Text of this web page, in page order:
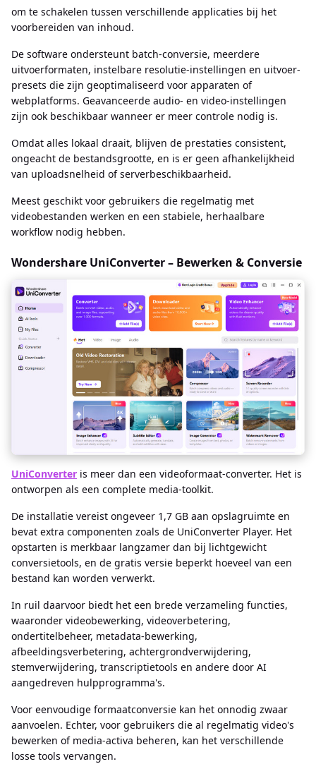
om te schakelen tussen verschillende applicaties bij het
voorbereiden van inhoud.
De software ondersteunt batch-conversie, meerdere
uitvoerformaten, instelbare resolutie-instellingen en uitvoer-
presets die zijn geoptimaliseerd voor apparaten of
webplatforms. Geavanceerde audio- en video-instellingen
zijn ook beschikbaar wanneer er meer controle nodig is.
Omdat alles lokaal draait, blijven de prestaties consistent,
ongeacht de bestandsgrootte, en is er geen afhankelijkheid
van uploadsnelheid of serverbeschikbaarheid.
Meest geschikt voor gebruikers die regelmatig met
videobestanden werken en een stabiele, herhaalbare
workflow nodig hebben.
Wondershare UniConverter – Bewerken & Conversie
UniConverter is meer dan een videoformaat-converter. Het is
ontworpen als een complete media-toolkit.
De installatie vereist ongeveer 1,7 GB aan opslagruimte en
bevat extra componenten zoals de UniConverter Player. Het
opstarten is merkbaar langzamer dan bij lichtgewicht
conversietools, en de gratis versie beperkt hoeveel van een
bestand kan worden verwerkt.
In ruil daarvoor biedt het een brede verzameling functies,
waaronder videobewerking, videoverbetering,
ondertitelbeheer, metadata-bewerking,
afbeeldingsverbetering, achtergrondverwijdering,
stemverwijdering, transcriptietools en andere door AI
aangedreven hulpprogramma's.
Voor eenvoudige formaatconversie kan het onnodig zwaar
aanvoelen. Echter, voor gebruikers die al regelmatig video's
bewerken of media-activa beheren, kan het verschillende
losse tools vervangen.